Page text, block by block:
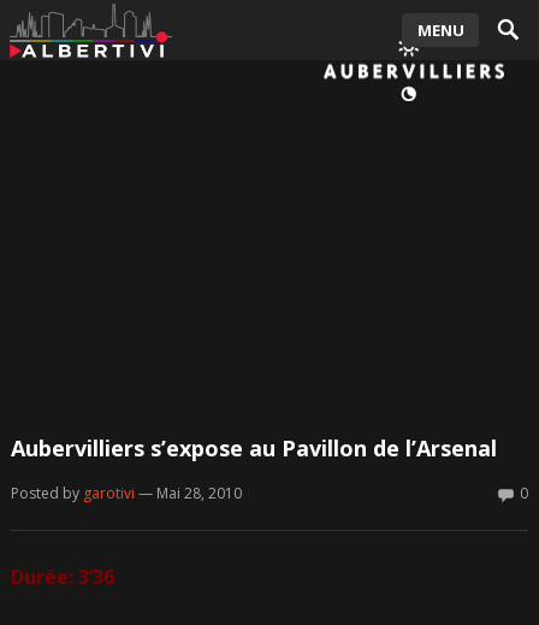
MENU
Aubervilliers s’expose au Pavillon de l’Arsenal
Posted by garotivi — Mai 28, 2010 0
Durée: 3’36